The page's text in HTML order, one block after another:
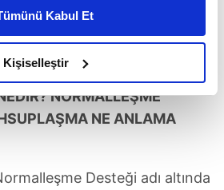
yaşatabiliriz. Bunu yaparken
iyi bir reklam deneyimi sunmak
iyi içerikleri sunabilmek adına
gösterdiğimizi ve bu noktada,
karşılamak noktasında tek gelir
hatırlatmak isteriz.
hedefli reklamlar
Kabul Et
Kişiselleştir
NORMALLEŞME
NE ANLAMA
Desteği adı altında